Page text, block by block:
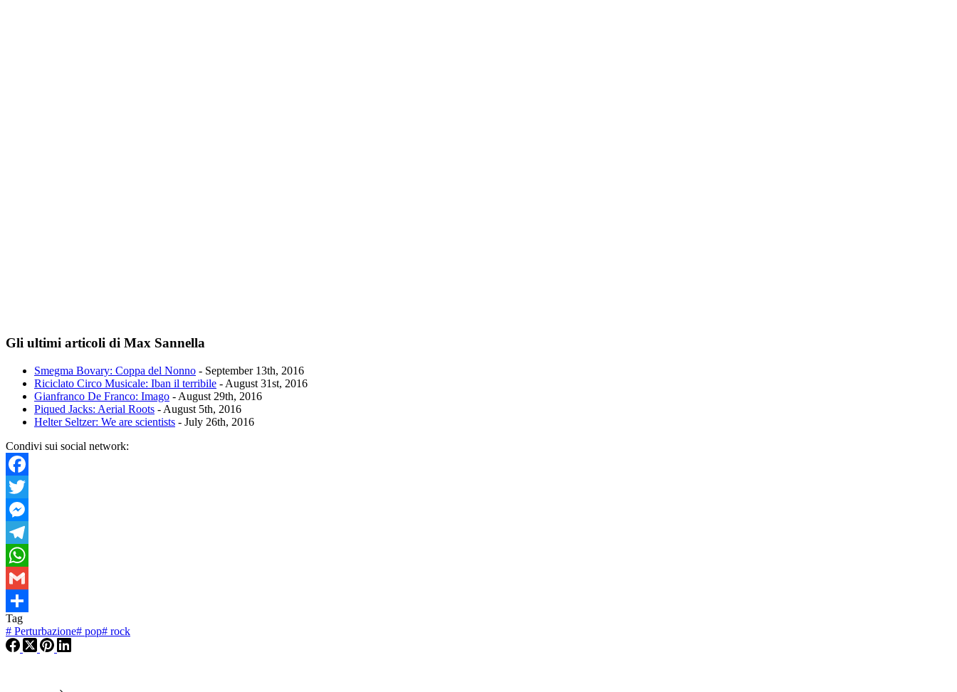
Gli ultimi articoli di Max Sannella
Smegma Bovary: Coppa del Nonno - September 13th, 2016
Riciclato Circo Musicale: Iban il terribile - August 31st, 2016
Gianfranco De Franco: Imago - August 29th, 2016
Piqued Jacks: Aerial Roots - August 5th, 2016
Helter Seltzer: We are scientists - July 26th, 2016
Condivi sui social network:
Facebook
Twitter
Messenger
Telegram
WhatsApp
Gmail
Condividi
Tag
# Perturbazione# pop# rock